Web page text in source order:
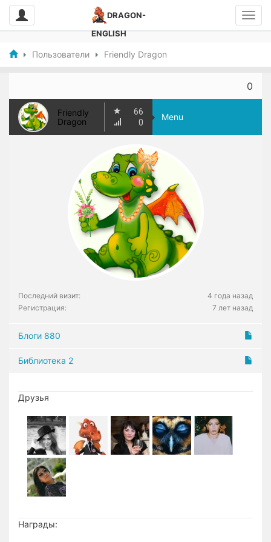
DRAGON-
ENGLISH
Пользователи Friendly Dragon
0
Friendly
Dragon
66
0
Menu
Последний визит:
4 года назад
Регистрация:
7 лет назад
Блоги 880
Библиотека 2
Друзья
Награды: